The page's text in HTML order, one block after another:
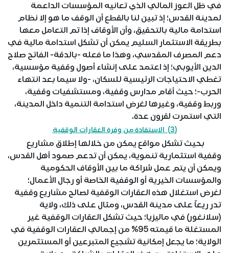
في ظل العوز المالي الذي تعانيه المؤسسات الداعمة
لمدينة القدس؛ إذ تبين لنا بالقطع أن الوقف ما هو إلا نظام
استدامة مالية بالتحقيق، وأن الأوقاف إذا تم التعامل معها
بطريقة الاستثمار السليم يمكن أن تشكل استدامة مالية في
دعم المصرف المقدسي، وهذا ما فعله -بالدقة- الفاتح صلاح
الدين الأيوبي؛ إذ اعتمد على إنشاء أصول وقفية مؤسسية،
تغطي الاحتياجات الرئيسية للسكان، -ولا سيما بعد انتهاء
الحرب-؛ حيث أقام مدارس وقفية، ومستشفيات وقفية،
وربط وقفية، وغيرها لغرض استدامة التنمية داخل المدينة،
التي استمرت لقرون عدة.
(3) الاستفادة من وفرة العقارات الوقفية
بحيث تشكل مواقع يمكن من خلالها إطلاق مشاريع
وقفية استثمارية تنموية، يمكن أن تدعم صمود أهل القدس،
ويمكن أن يتم عمل شراكة ما بين الأوقاف الحكومية
والمؤسسات الخيرية أو الوقفية الخاصة أو رجال الأعمال؛
لغرض استغلال هذه العقارات الوقفية لصالح مشاريع وقفية
تدر ريعاً على مدينة القدس، ومثال على ذلك، ولاية
(سلانغور) في ماليزيا؛ حيث تشكل العقارات الوقفية غير
المستغلة ما قيمته 95% من إجمالي العقارات الوقفية في
الولاية؛ ما يجعل إمكانية تشجيع المتبرعين أو المستثمرين